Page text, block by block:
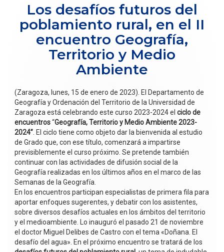
Los desafíos futuros del
poblamiento rural, en el II
encuentro Geografía,
Territorio y Medio
Ambiente
(Zaragoza, lunes, 15 de enero de 2023). El Departamento de
Geografía y Ordenación del Territorio de la Universidad de
Zaragoza está celebrando este curso 2023-2024 el ciclo de
encuentros“Geografía, Territorio y Medio Ambiente 2023-
2024” . El ciclo tiene como objeto dar la bienvenida al estudio
de Grado que, con ese título, comenzará a impartirse
previsiblemente el curso próximo. Se pretende también
continuar con las actividades de difusión social de la
Geografía realizadas en los últimos años en el marco de las
Semanas de la Geografía.
En los encuentros participan especialistas de primera fila para
aportar enfoques sugerentes, y debatir con los asistentes,
sobre diversos desafíos actuales en los ámbitos del territorio
y el medioambiente. Lo inauguró el pasado 21 de noviembre
el doctor Miguel Delibes de Castro con el tema «Doñana. El
desafío del agua». En el próximo encuentro se tratará de los